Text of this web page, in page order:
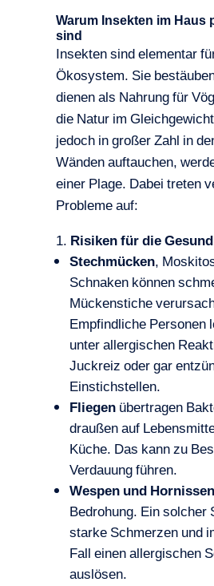
Warum Insekten im Haus
sind
Insekten sind elementar
Ökosystem. Sie
dienen als Nahrung für
die Natur im
jedoch in großer Zahl in
Wänden auftauchen,
einer Plage. Dabei treten
Probleme auf:
Risiken für die
Stechmücken,
Schnaken können
Mückenstiche
Empfindliche Personen
unter allergischen
Juckreiz oder gar
Einstichstellen.
Fliegenübertragen
draußen auf
Küche. Das kann zu
Verdauung führen.
Wespen und Hornissen
Bedrohung. Ein solcher
starke Schmerzen und
Fall einen allergischen
auslösen.